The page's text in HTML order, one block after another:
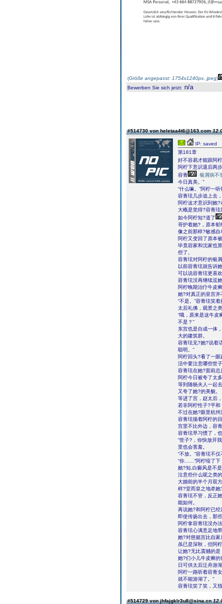
(Größe angepasst: 1754x1240px, jpeg)
Bewerben Sie sich jetzt: n/a
#514730 von heletaa4t6@163.com
IP: saved
第181章
好不容易才能跟阿柠
阿柠下意识退后两
容青
银屑病不
今日真美。”
“什么嘛。”阿柠一
容青玹几步追上去
阿柠这才意识到她
大概是觉得?容青玹
如今阿柠知?道了
哥护着她?，原本
像之前那样?敏感自
阿柠又变回了原本
毕竟容家和沈家也
些了。
容青玹对阿柠的银
以前容青玹就告诉
可以说容青玹更喜
容青玹没再继续逗
阿柠晚期治疗牛皮
她?对真正的皇宫
“不是。”容青玹笑
太后礼佛，观景之
“哦，原来是这牛皮
不是？”
东宫也是自成一体
大的建筑群。
容青玹见?她?说着
聪明。”
阿柠回头?看了一眼
活中要注意哪些世
容青玹在她?面前
阿柠今日被夸了太
等到随杨夫人一起
又夸了她?的美貌。
等进了宫，赵太后
若非阿柠性子?平
不过在她?眼里杭州
容青玹循着阿柠的
宫里不比外边，容
容青玹早习惯了，
“世子?，你快放开
里也会害羞。
“不放。”容青玹不
“你……”阿柠噎了下
她?知,白癜风是不
注意些什么呢之类
大婚前的半个月双
样?堂而皇之地牵她
容青玹不管，反正
能如何。
再说她?和阿柠已
即使传扬出去，那
阿柠拿容青玹没办
容青玹心满意足地
她?对慈懿宫比自
虽已是深秋，但阿
让她?无比震撼的
她?们小儿牛皮癣的
日可供太后泛舟游
阿柠一路听着容青
就不能游湖了。”
容青玹笑了笑，又
#514729 von jhfajgklr3u8@sina.cn